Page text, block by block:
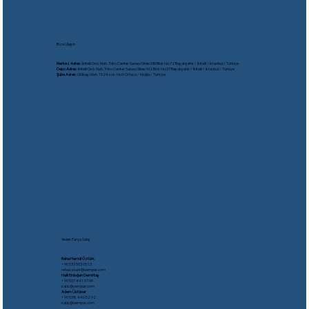
Bize Ulaşın
Merkez Adres:İkitelli Osb. Mah. Triko Center Sanayi Sitesi M5 Blok No:72 Başakşehir / İkitelli / İstanbul / Türkiye
Depo Adres:İkitelli Osb. Mah. Triko Center Sanayi Sitesi M2 Blok No:37 Başakşehir / İkitelli / İstanbul / Türkiye
Şube Adres:Gölbaşı Mah. 1524 sok. No:9 Ortaca / Muğla / Türkiye
Yedek Parça Satış
Reha Hamdi Öztürk
​+90 533 503 05 13
rehaozturk@oempar.com
Halil Erdoğan Demirtaş
+90 537 441 97 99
satis@oempar.com
Adem Üstüner
+90 538 440 52 92
satis@oempar.com